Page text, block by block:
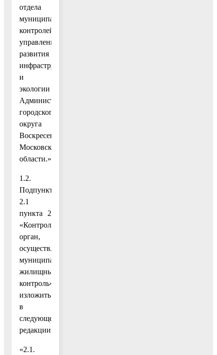
отдела
муниципальных
контролей
управления
развития
инфраструктуры
и
экологии
Администрации
городского
округа
Воскресенск
Московской
области.»;
1.2.
Подпункт
2.1
пункта 2
«Контрольный
орган,
осуществляющий
муниципальный
жилищный
контроль»
изложить
в
следующей
редакции:
«2.1.